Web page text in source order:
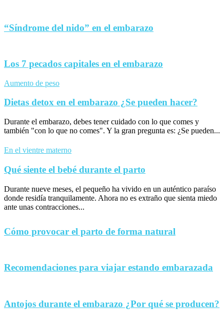
“Síndrome del nido” en el embarazo
Los 7 pecados capitales en el embarazo
Aumento de peso
Dietas detox en el embarazo ¿Se pueden hacer?
Durante el embarazo, debes tener cuidado con lo que comes y
también "con lo que no comes". Y la gran pregunta es: ¿Se pueden...
En el vientre materno
Qué siente el bebé durante el parto
Durante nueve meses, el pequeño ha vivido en un auténtico paraíso
donde residía tranquilamente. Ahora no es extraño que sienta miedo
ante unas contracciones...
Cómo provocar el parto de forma natural
Recomendaciones para viajar estando embarazada
Antojos durante el embarazo ¿Por qué se producen?